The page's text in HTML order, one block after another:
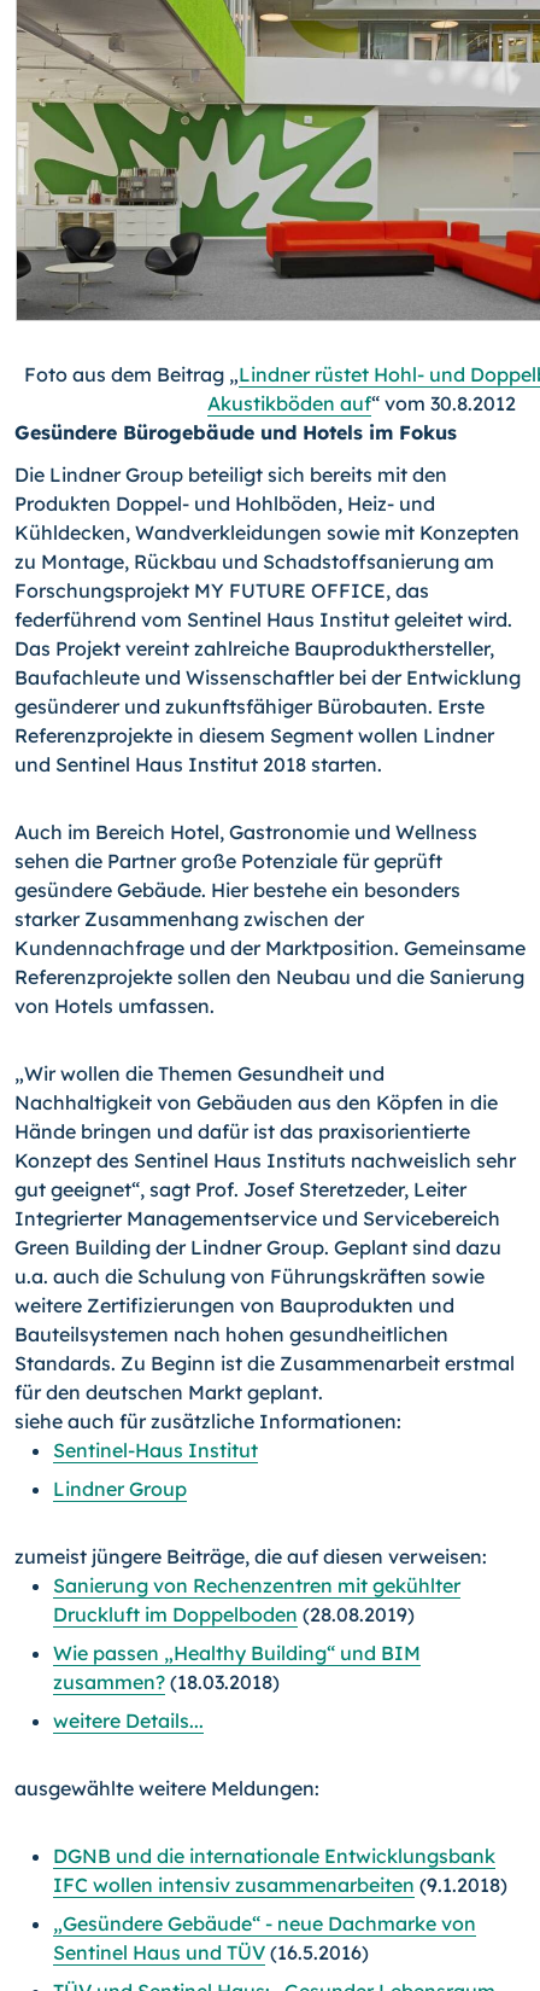
Foto aus dem Beitrag „Lindner rüstet Hohl- und
Akustikböden auf“ vom 30.8.2012
Gesündere Bürogebäude und Hotels im Fokus
Die Lindner Group beteiligt sich bereits mit den
Produkten Doppel- und Hohlböden, Heiz- und
Kühldecken, Wandverkleidungen sowie mit Konzepten
zu Montage, Rückbau und Schadstoffsanierung am
Forschungsprojekt MY FUTURE OFFICE, das
federführend vom Sentinel Haus Institut geleitet wird.
Das Projekt vereint zahlreiche Bauprodukthersteller,
Baufachleute und Wissenschaftler bei der Entwicklung
gesünderer und zukunftsfähiger Bürobauten. Erste
Referenzprojekte in diesem Segment wollen Lindner
und Sentinel Haus Institut 2018 starten.
Auch im Bereich Hotel, Gastronomie und Wellness
sehen die Partner große Potenziale für geprüft
gesündere Gebäude. Hier bestehe ein besonders
starker Zusammenhang zwischen der
Kundennachfrage und der Marktposition. Gemeinsame
Referenzprojekte sollen den Neubau und die Sanierung
von Hotels umfassen.
„Wir wollen die Themen Gesundheit und
Nachhaltigkeit von Gebäuden aus den Köpfen in die
Hände bringen und dafür ist das praxisorientierte
Konzept des Sentinel Haus Instituts nachweislich sehr
gut geeignet“, sagt Prof. Josef Steretzeder, Leiter
Integrierter Managementservice und Servicebereich
Green Building der Lindner Group. Geplant sind dazu
u.a. auch die Schulung von Führungskräften sowie
weitere Zertifizierungen von Bauprodukten und
Bauteilsystemen nach hohen gesundheitlichen
Standards. Zu Beginn ist die Zusammenarbeit erstmal
für den deutschen Markt geplant.
siehe auch für zusätzliche Informationen:
Sentinel-Haus Institut
Lindner Group
zumeist jüngere Beiträge, die auf diesen verweisen:
Sanierung von Rechenzentren mit gekühlter
Druckluft im Doppelboden (28.08.2019)
Wie passen „Healthy Building“ und BIM
zusammen? (18.03.2018)
weitere Details...
ausgewählte weitere Meldungen:
DGNB und die internationale Entwicklungsbank
IFC wollen intensiv zusammenarbeiten (9.1.2018)
„Gesündere Gebäude“ - neue Dachmarke von
Sentinel Haus und TÜV (16.5.2016)